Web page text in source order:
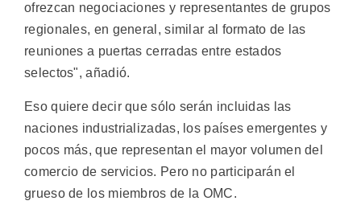
ofrezcan negociaciones y representantes de grupos
regionales, en general, similar al formato de las
reuniones a puertas cerradas entre estados
selectos", añadió.
Eso quiere decir que sólo serán incluidas las
naciones industrializadas, los países emergentes y
pocos más, que representan el mayor volumen del
comercio de servicios. Pero no participarán el
grueso de los miembros de la OMC.